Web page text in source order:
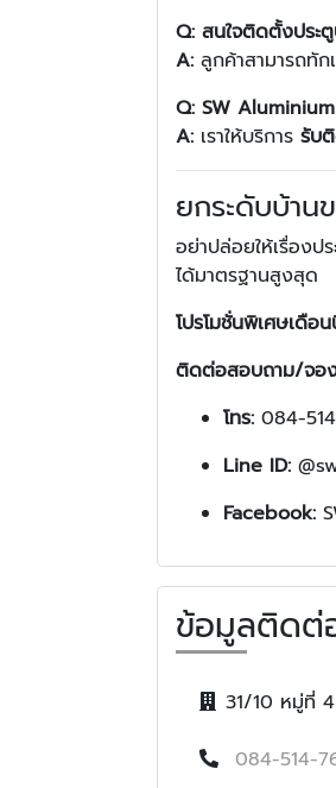
Q: สนใจติดตั้งประ
A: ลูกค้าสามารถทัก
Q: SW Aluminium
A: เราให้บริการ รับ
ยกระดับบ้า
อย่าปล่อยให้เรื่องป
ได้มาตรฐานสูงสุด
โปรโมชั่นพิเศษเดือ
ติดต่อสอบถาม/จอ
โทร: 084-
Line ID:
Facebook:
ข้อมูลติดต่
31/10 หมู่ที่
084-514-